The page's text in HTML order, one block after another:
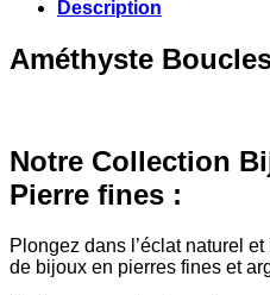
Description
Améthyste
Notre Collection
Pierre fines :
Plongez dans l’éclat naturel
de bijoux en pierres fines et